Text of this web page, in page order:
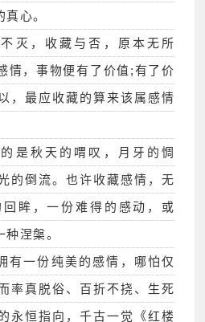
心。
灭，收藏与否，原本无所
情，事物便有了价值;有了价
，最应收藏的算来该属感情
是秋天的喟叹，月牙的惆
的倒流。也许收藏感情，无
眸，一份难得的感动，或
涅槃。
有一份纯美的感情，哪怕仅
率真脱俗、百折不挠、生死
永恒指向，千古一觉《红楼